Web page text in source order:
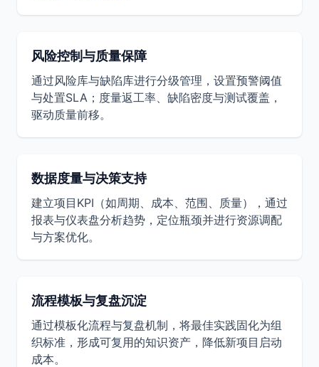
风险控制与质量保障
通过风险库与缺陷库进行分级管理，设置预警阈值
与处置SLA；度量返工率、缺陷密度与测试覆盖，
驱动质量前移。
数据度量与决策支持
建立项目KPI（如周期、成本、范围、质量），通过
报表与仪表盘分析趋势，定位瓶颈并进行资源调配
与方案优化。
流程模板与复盘沉淀
通过模板化流程与复盘机制，将最佳实践固化为组
织标准，形成可复用的知识资产，降低新项目启动
成本。